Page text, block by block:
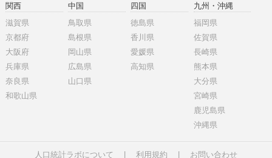
関西
滋賀県
京都府
大阪府
兵庫県
奈良県
和歌山県
中国
鳥取県
島根県
岡山県
広島県
山口県
四国
徳島県
香川県
愛媛県
高知県
九州・沖縄
福岡県
佐賀県
長崎県
熊本県
大分県
宮崎県
鹿児島県
沖縄県
人口統計ラボについて 利用規約 お問い合わせ